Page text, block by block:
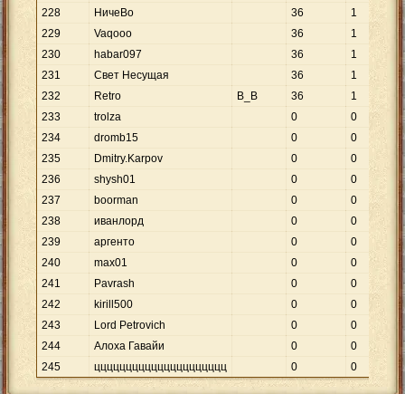
228
НичеВо 36
1
229
Vaqooo 36
1
230
habar097 36
1
231
Свет Несущая 36
1
232
Retro B_В 36
1
233
trolza 0
0
234
dromb15 0
0
235
Dmitry.Karpov 0
0
236
shysh01 0
0
237
boorman 0
0
238
иванлорд 0
0
239
аргенто 0
0
240
max01 0
0
241
Pavrash 0
0
242
kirill500 0
0
243
Lord Petrovich 0
0
244
Алоха Гавайи 0
0
245
ццццццццццццццццццццц 0 0